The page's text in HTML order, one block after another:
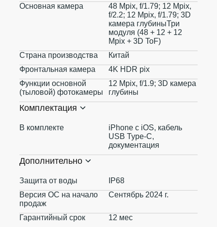
Основная камера
48 Mpix, f/1.79; 12 Mpix,
f/2.2; 12 Mpix, f/1.79; 3D
камера глубиныТри
модуля (48 + 12 + 12
Mpix + 3D ToF)
Страна производства
Китай
Фронтальная камера
4K HDR pix
Функции основной
(тыловой) фотокамеры
12 Mpix, f/1.9; 3D камера
глубины
Комплектация
В комплекте
iPhone с iOS, кабель
USB Type-C,
документация
Дополнительно
Защита от воды
IP68
Версия ОС на начало
продаж
Сентябрь 2024 г.
Гарантийный срок 12 мес